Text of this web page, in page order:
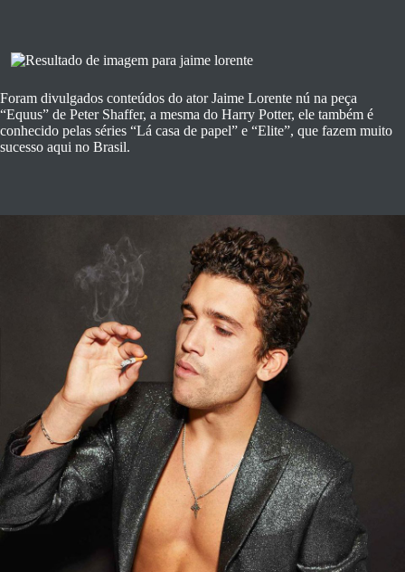
Foram divulgados conteúdos do ator Jaime Lorente nú na peça
“Equus” de Peter Shaffer, a mesma do Harry Potter, ele também é
conhecido pelas séries “Lá casa de papel” e “Elite”, que fazem muito
sucesso aqui no Brasil.